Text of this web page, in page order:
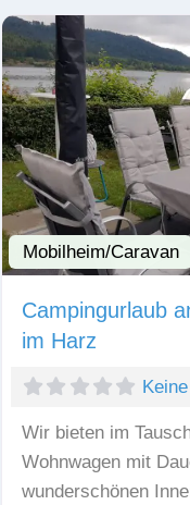
Mobilheim/Caravan
Campingurlaub
im Harz
Wir bieten im
Wohnwagen mit
wunderschönen